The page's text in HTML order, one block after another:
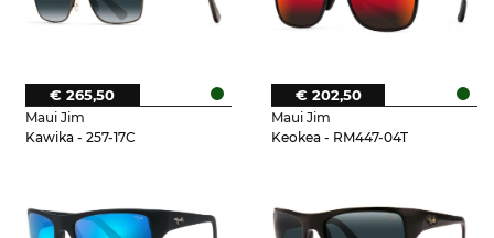
Maui Jim
Kawika - 257-17C
€ 265,50
Maui Jim
Keokea - RM447-04T
€ 202,50